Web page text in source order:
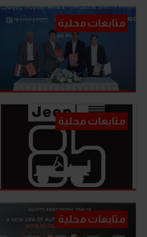
متابعات محلية
متابعات محلية
متابعات محلية